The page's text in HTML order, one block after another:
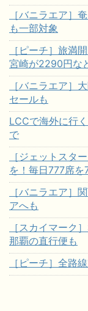
［バニラエア］
も一部対象
［ピーチ］旅満
宮崎が2290円な
［バニラエア］
セールも
LCCで海外に行
で
［ジェットスタ
を！毎日777席を
［バニラエア］
アへも
［スカイマーク
那覇の直行便も
［ピーチ］全路